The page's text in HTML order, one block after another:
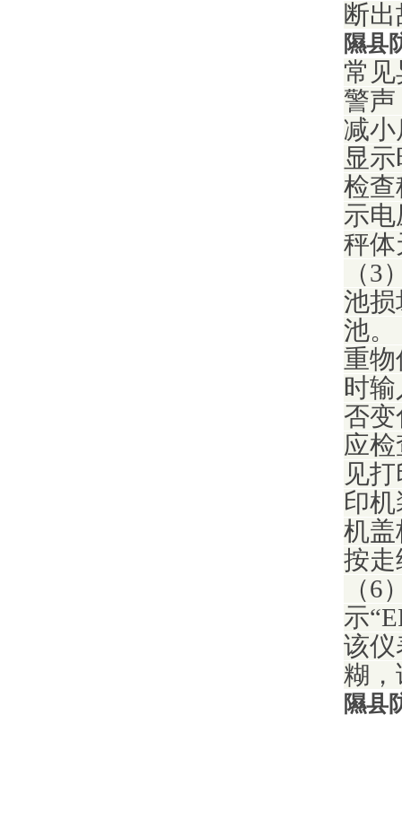
断
隰县
常
警
减
显
检查
示
秤体
（
池损
池。
重物
时
否
应
见
印
机盖
按走
（
示
该仪
糊，
隰县